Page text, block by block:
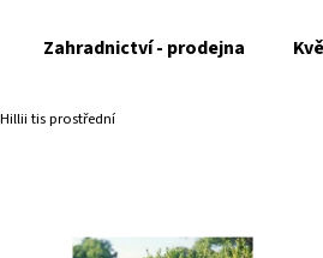
Zahradnictví - prodejna
tis prostřední najít?